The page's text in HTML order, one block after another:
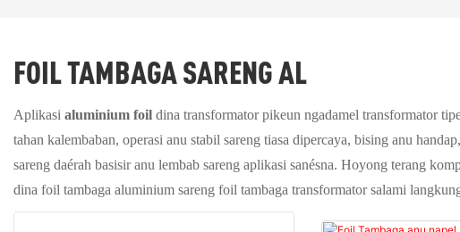
FOIL TAMBAGA SARENG AL
Aplikasi aluminium foil dina transformator pikeun ngadamel transformator
tahan kalembaban, operasi anu stabil sareng tiasa dipercaya, bising anu
sareng daérah basisir anu lembab sareng aplikasi sanésna. Hoyong terang
dina foil tambaga aluminium sareng foil tambaga transformator salami